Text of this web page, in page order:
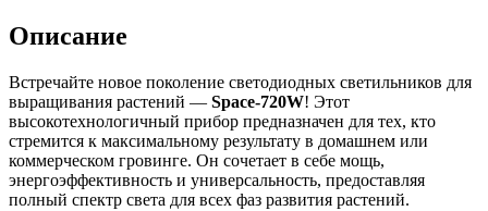
Описание
Встречайте новое поколение светодиодных светильников для
выращивания растений — Space-720W! Этот
высокотехнологичный прибор предназначен для тех, кто
стремится к максимальному результату в домашнем или
коммерческом гровинге. Он сочетает в себе мощь,
энергоэффективность и универсальность, предоставляя
полный спектр света для всех фаз развития растений.